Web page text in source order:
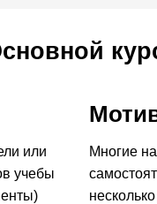
или
учебы
Многие